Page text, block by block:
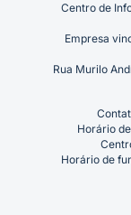
Centro de
Empresa
Rua Murilo
Horário
Horário de